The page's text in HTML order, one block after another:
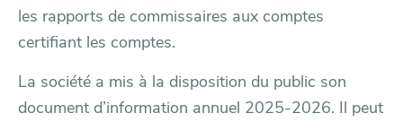
les rapports de commissaires aux comptes
certifiant les comptes.
La société a mis à la disposition du public son
document d’information annuel 2025-2026. Il peut